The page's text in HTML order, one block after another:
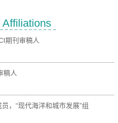
Affiliations
期刊审稿人
稿人
，“现代海洋和城市发展”组